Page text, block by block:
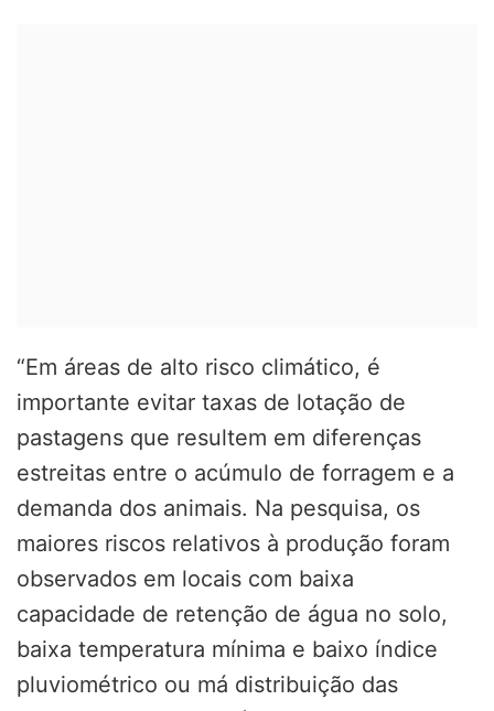
“Em áreas de alto risco climático, é
importante evitar taxas de lotação de
pastagens que resultem em diferenças
estreitas entre o acúmulo de forragem e a
demanda dos animais. Na pesquisa, os
maiores riscos relativos à produção foram
observados em locais com baixa
capacidade de retenção de água no solo,
baixa temperatura mínima e baixo índice
pluviométrico ou má distribuição das